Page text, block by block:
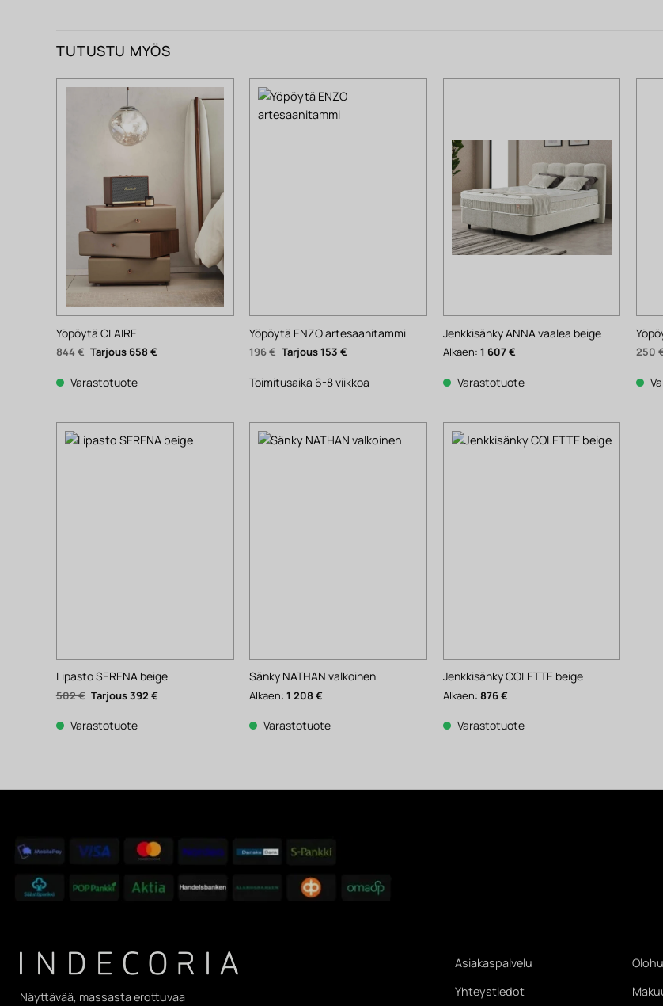
TUTUSTU MYÖS
Yöpöytä CLAIRE
844€ Alkuperäinen
hinta
844 €.
658 €Nykyinen
hinta
Varastotuote
Yöpöytä ENZO artesaanitammi
196€ Alkuperäinen
hinta
196 €.
153€
153 €.
Toimitusaika 6-8 viikkoa
Jenkkisänky ANNA vaalea beige
Alkaen: 1 607€
Varastotuote
250
Lipasto SERENA beige
502€ Alkuperäinen
hinta
502 €.
392 €Nykyinen
hinta
Varastotuote
Sänky NATHAN valkoinen
Alkaen:1 208€
Varastotuote
Jenkkisänky COLETTE beige
Alkaen: 876€
Varastotuote
Näyttävää, massasta erottuvaa
Asiakaspalvelu
Yhteystiedot